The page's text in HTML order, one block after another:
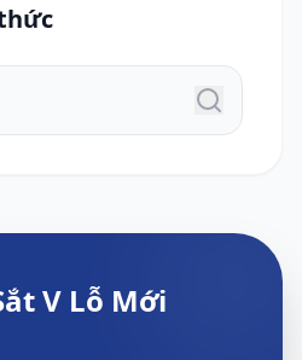
V Lỗ Mới